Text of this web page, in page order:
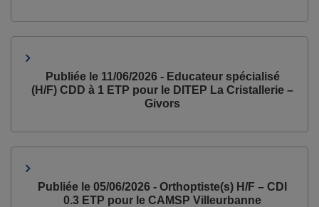
Publiée le 11/06/2026 - Educateur spécialisé
(H/F) CDD à 1 ETP pour le DITEP La Cristallerie –
Givors
Publiée le 05/06/2026 - Orthoptiste(s) H/F – CDI
0.3 ETP pour le CAMSP Villeurbanne